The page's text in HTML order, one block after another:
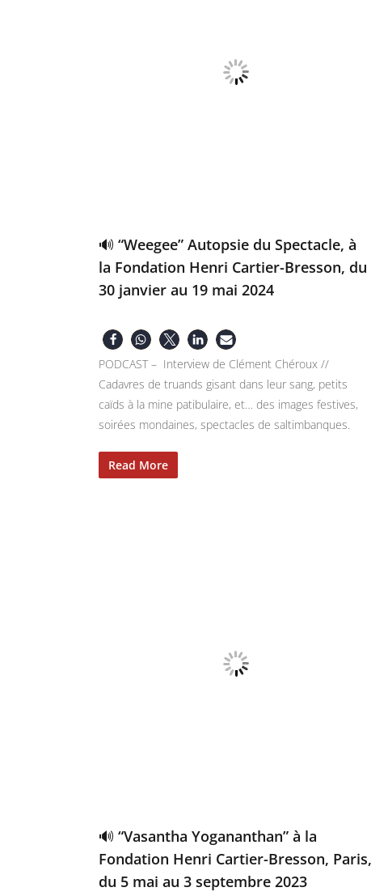
🔊 “Weegee” Autopsie du Spectacle, à
la Fondation Henri Cartier-Bresson, du
30 janvier au 19 mai 2024
PODCAST – Interview de Clément Chéroux //
Cadavres de truands gisant dans leur sang, petits
caïds à la mine patibulaire, et… des images festives,
soirées mondaines, spectacles de saltimbanques.
Read More
🔊 “Vasantha Yogananthan” à la
Fondation Henri Cartier-Bresson, Paris,
du 5 mai au 3 septembre 2023